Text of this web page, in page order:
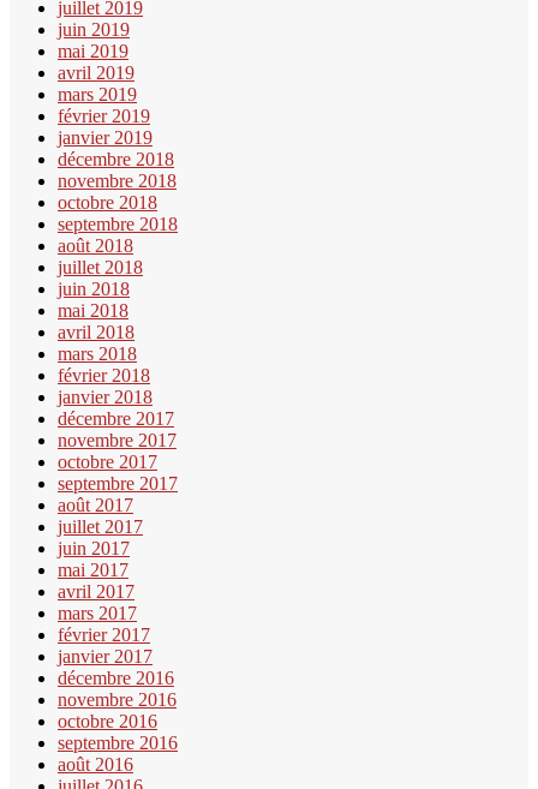
juillet 2019
juin 2019
mai 2019
avril 2019
mars 2019
février 2019
janvier 2019
décembre 2018
novembre 2018
octobre 2018
septembre 2018
août 2018
juillet 2018
juin 2018
mai 2018
avril 2018
mars 2018
février 2018
janvier 2018
décembre 2017
novembre 2017
octobre 2017
septembre 2017
août 2017
juillet 2017
juin 2017
mai 2017
avril 2017
mars 2017
février 2017
janvier 2017
décembre 2016
novembre 2016
octobre 2016
septembre 2016
août 2016